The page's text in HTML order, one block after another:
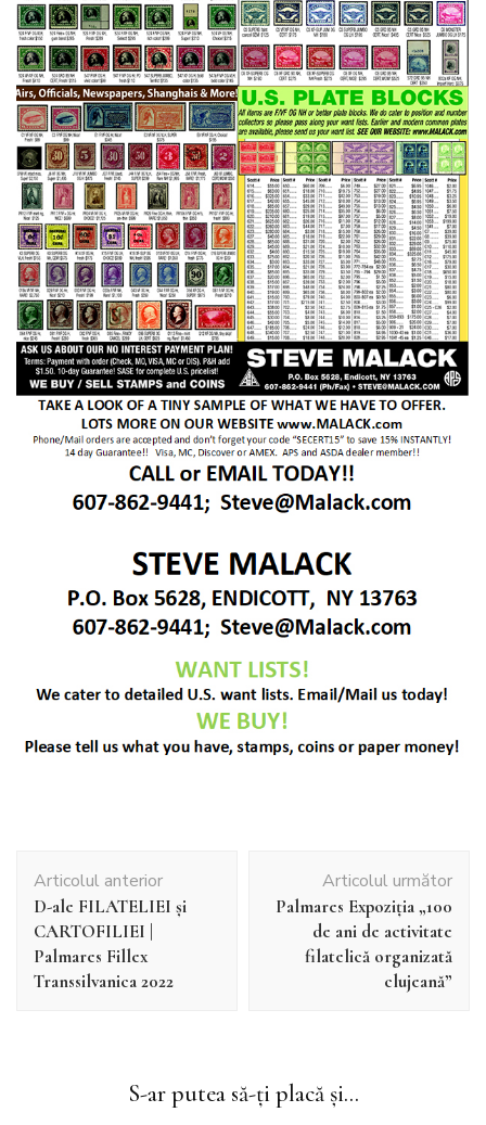
în
articole
Articolul anterior
D-ale FILATELIEI și
CARTOFILIEI |
Palmares Fillex
Transsilvanica 2022
Articolul următor
Palmares Expoziţia „100
de ani de activitate
filatelică organizată
clujeană”
S-ar putea să-ți placă și...